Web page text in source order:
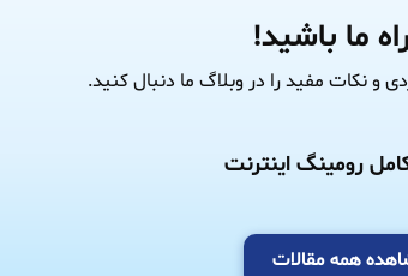
ما باشید!
و نکات مفید را در وبلاگ ما دنبال کنید.
رومینگ اینترنت
همه مقالات